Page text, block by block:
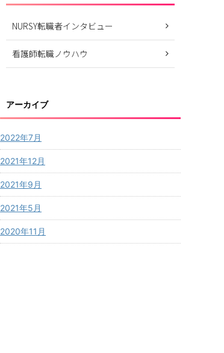
NURSY転職者インタビュー
看護師転職ノウハウ
アーカイブ
2022年7月
2021年12月
2021年9月
2021年5月
2020年11月